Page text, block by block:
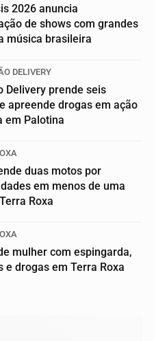
2026 anuncia
de shows com grandes
música brasileira
DELIVERY
Delivery prende seis
apreende drogas em ação
em Palotina
duas motos por
em menos de uma
Roxa
mulher com espingarda,
e drogas em Terra Roxa